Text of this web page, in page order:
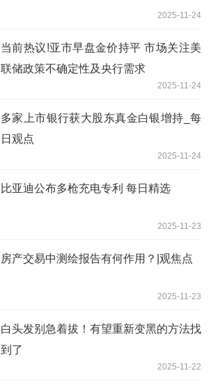
2025-11-24
当前热议!亚市早盘金价持平 市场关注美
联储政策不确定性及央行需求
2025-11-24
多家上市银行获大股东真金白银增持_每
日观点
2025-11-24
比亚迪公布多枪充电专利 每日精选
2025-11-23
房产交易中测绘报告有何作用？|观焦点
2025-11-23
白头发别急着拔！有望重新变黑的方法找
到了
2025-11-22